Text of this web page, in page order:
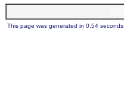
This page was generated in 0.54 seconds.